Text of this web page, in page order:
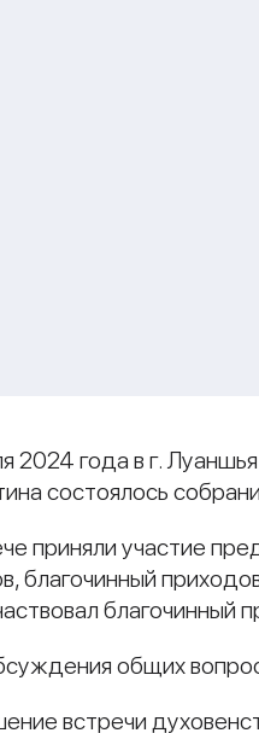
2024 года в г.
состоялось
приняли участие
благочинный
благочинный
общих
встречи